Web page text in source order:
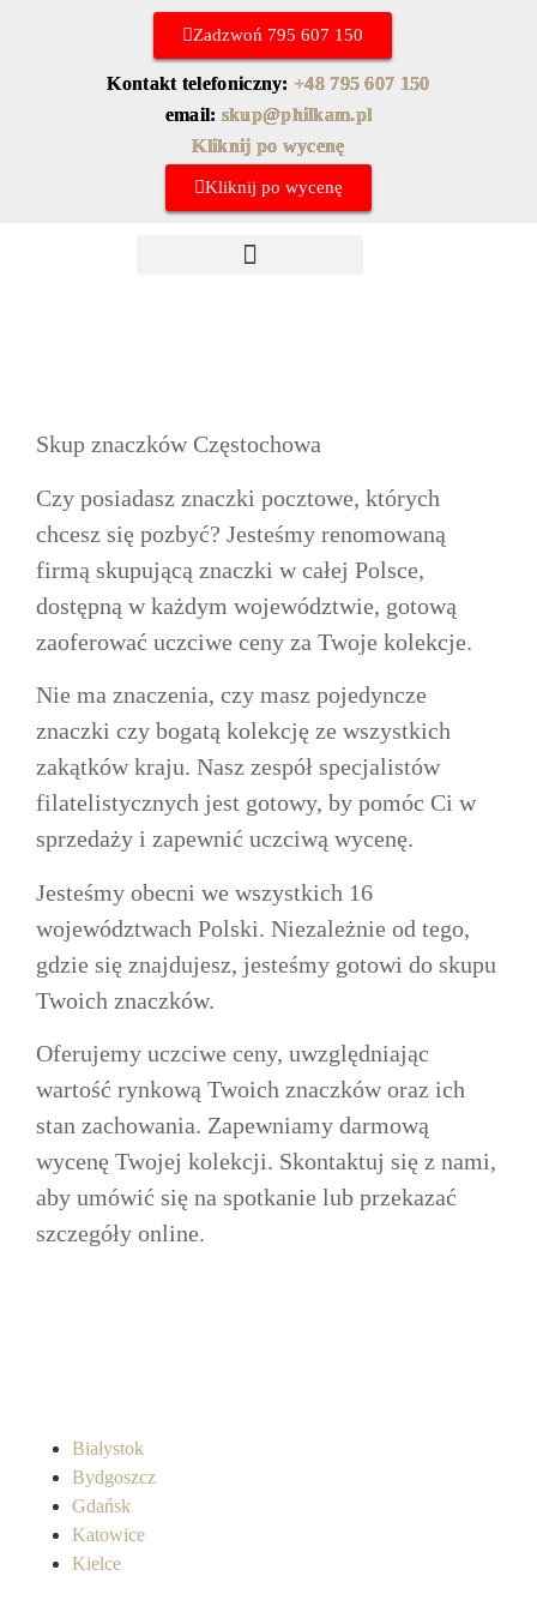
Zadzwoń 795 607 150
Kontakt telefoniczny:+48 795 607 150
email: skup@philkam.pl
Kliknij po wycenę
Kliknij po wycenę
Skup znaczków Częstochowa
Czy posiadasz znaczki pocztowe, których
chcesz się pozbyć? Jesteśmy renomowaną
firmą skupującą znaczki w całej Polsce,
dostępną w każdym województwie, gotową
zaoferować uczciwe ceny za Twoje kolekcje.
Nie ma znaczenia, czy masz pojedyncze
znaczki czy bogatą kolekcję ze wszystkich
zakątków kraju. Nasz zespół specjalistów
filatelistycznych jest gotowy, by pomóc Ci w
sprzedaży i zapewnić uczciwą wycenę.
Jesteśmy obecni we wszystkich 16
województwach Polski. Niezależnie od tego,
gdzie się znajdujesz, jesteśmy gotowi do skupu
Twoich znaczków.
Oferujemy uczciwe ceny, uwzględniając
wartość rynkową Twoich znaczków oraz ich
stan zachowania. Zapewniamy darmową
wycenę Twojej kolekcji. Skontaktuj się z nami,
aby umówić się na spotkanie lub przekazać
szczegóły online.
Białystok
Bydgoszcz
Gdańsk
Katowice
Kielce